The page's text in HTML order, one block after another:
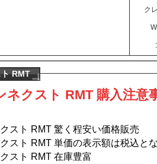
ク
RMT
ネクスト RMT 購入注意
スト RMT 驚く程安い価格販売
スト RMT 単価の表示額は税込と
スト RMT 在庫豊富